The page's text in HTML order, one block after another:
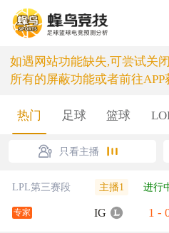
如遇网站功能缺失,可尝试关
所有的屏蔽功能或者前往
热门 足球 篮球
只看主播
LPL第三赛段 主播1 进行
专家 IG 1 -